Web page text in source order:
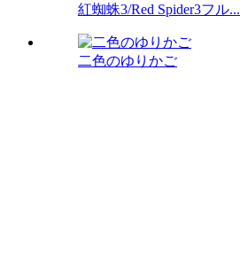
紅蜘蛛3/Red Spider3フル...
二色のゆりかご